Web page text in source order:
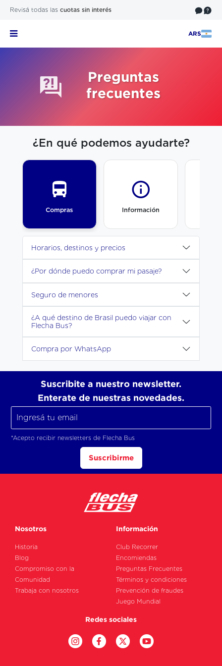
Revisá todas las cuotas sin interés
ARS
Preguntas
frecuentes
¿En qué podemos ayudarte?
Compras Información
Horarios, destinos y precios
¿Por dónde puedo comprar mi pasaje?
Seguro de menores
¿A qué destino de Brasil puedo viajar con
Flecha Bus?
Compra por WhatsApp
Suscribite a nuestro newsletter.
Enterate de nuestras novedades.
*Acepto recibir newsletters de Flecha Bus
Suscribirme
Nosotros
Historia
Blog
Compromiso con la
Comunidad
Trabaja con nosotros
Información
Club Recorrer
Encomiendas
Preguntas Frecuentes
Términos y condiciones
Prevención de fraudes
Juego Mundial
Redes sociales